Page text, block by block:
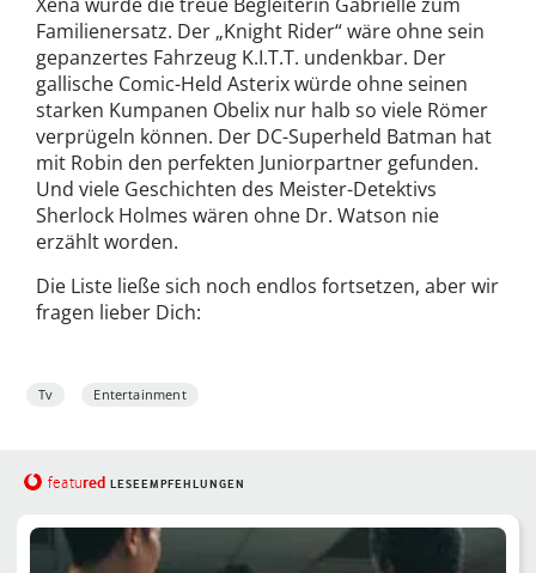
Familienersatz. Der „Knight Rider“ wäre ohne sein
gepanzertes Fahrzeug K.I.T.T. undenkbar. Der
gallische Comic-Held Asterix würde ohne seinen
starken Kumpanen Obelix nur halb so viele Römer
verprügeln können. Der DC-Superheld Batman hat
mit Robin den perfekten Juniorpartner gefunden.
Und viele Geschichten des Meister-Detektivs
Sherlock Holmes wären ohne Dr. Watson nie
erzählt worden.
Die Liste ließe sich noch endlos fortsetzen, aber wir
fragen lieber Dich:
Tv Entertainment
featured LESEEMPFEHLUNGEN